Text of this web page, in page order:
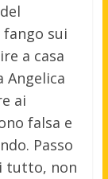
sui
a casa
Angelica
ai
falsa e
Passo
tutto, non